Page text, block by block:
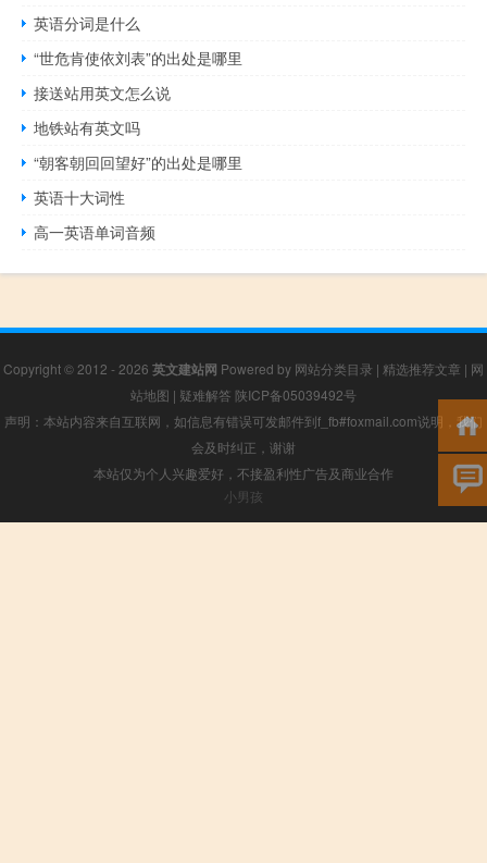
英语分词是什么
“世危肯使依刘表”的出处是哪里
接送站用英文怎么说
地铁站有英文吗
“朝客朝回回望好”的出处是哪里
英语十大词性
高一英语单词音频
Copyright © 2012 - 2026 英文建站网 Powered by 网站分类目录 | 精选推荐文章 | 网
站地图 | 疑难解答 陕ICP备05039492号
声明：本站内容来自互联网，如信息有错误可发邮件到f_fb#foxmail.com说明，我们
会及时纠正，谢谢
本站仅为个人兴趣爱好，不接盈利性广告及商业合作
小男孩